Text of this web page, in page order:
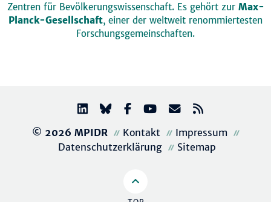
Zentren für Bevölkerungswissenschaft. Es gehört zur Max-
Planck-Gesellschaft, einer der weltweit renommiertesten
Forschungsgemeinschaften.
© 2026 MPIDR Kontakt
Impressum
Datenschutzerklärung
Sitemap